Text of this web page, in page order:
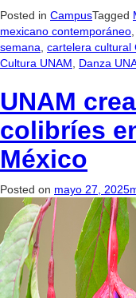
Posted in CampusTagged
mexicano contemporáneo
semana cartelera cultural
Cultura UNAM
Danza
UNAM
colibríes
México
Posted on mayo 27, 2025